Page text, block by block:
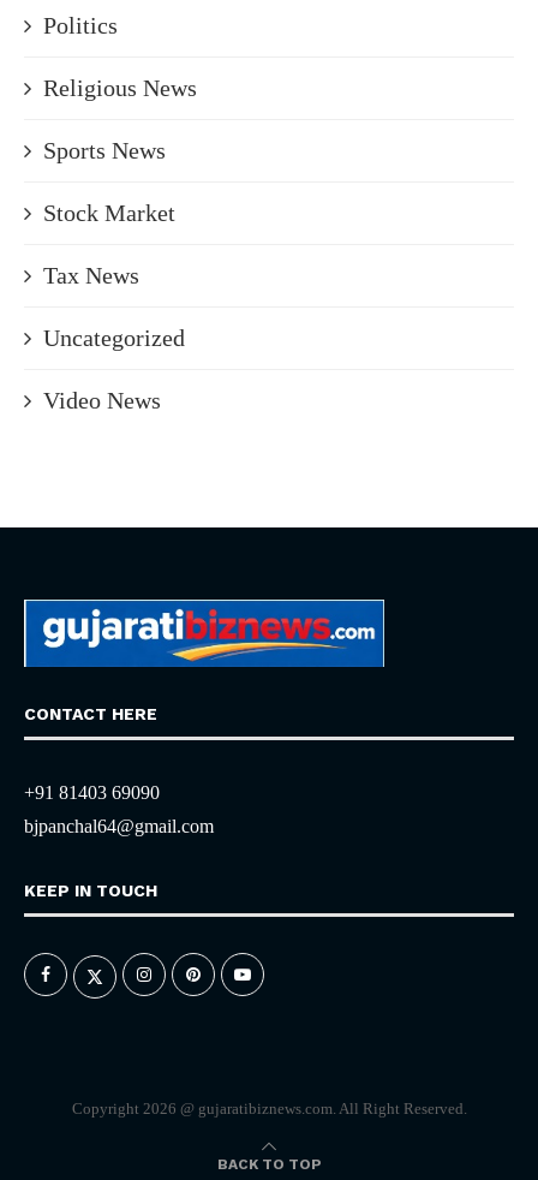
Politics
Religious News
Sports News
Stock Market
Tax News
Uncategorized
Video News
CONTACT HERE
+91 81403 69090
bjpanchal64@gmail.com
KEEP IN TOUCH
Copyright 2026 @ gujaratibiznews.com. All Right Reserved.
BACK TO TOP